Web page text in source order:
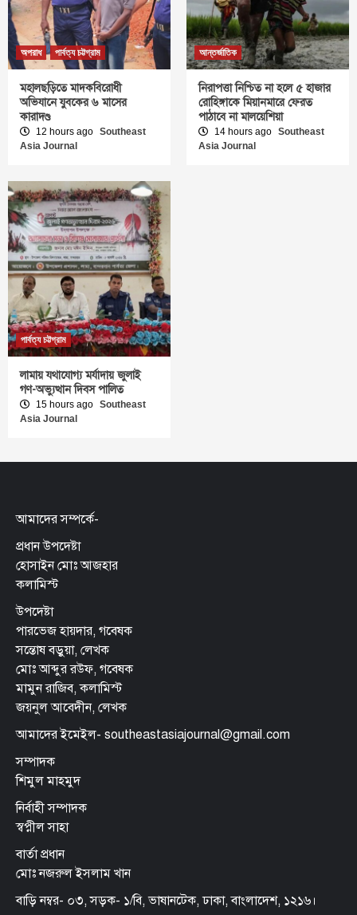
অপরাধ পার্বত্য চট্টগ্রাম
মহালছড়িতে মাদকবিরোধী
অভিযানে যুবকের ৬ মাসের
কারাদণ্ড
12 hours ago Southeast
Asia Journal
আন্তর্জাতিক
নিরাপত্তা নিশ্চিত না হলে ৫ হাজার
রোহিঙ্গাকে মিয়ানমারে ফেরত
পাঠাবে না মালয়েশিয়া
14 hours ago Southeast
Asia Journal
পার্বত্য চট্টগ্রাম
লামায় যথাযোগ্য মর্যাদায় জুলাই
গণ-অভ্যুত্থান দিবস পালিত
15 hours ago Southeast
Asia Journal
আমাদের সম্পর্কে-
প্রধান উপদেষ্টা
হোসাইন মোঃ আজহার
কলামিস্ট
উপদেষ্টা
পারভেজ হায়দার, গবেষক
সন্তোষ বড়ুয়া, লেখক
মোঃ আব্দুর রউফ, গবেষক
মামুন রাজিব, কলামিস্ট
জয়নুল আবেদীন, লেখক
আমাদের ইমেইল- southeastasiajournal@gmail.com
সম্পাদক
শিমুল মাহমুদ
নির্বাহী সম্পাদক
স্বপ্নীল সাহা
বার্তা প্রধান
মোঃ নজরুল ইসলাম খান
বাড়ি নম্বর- ০৩, সড়ক- ১/বি, ভাষানটেক, ঢাকা, বাংলাদেশ, ১২১৬।